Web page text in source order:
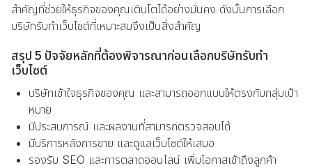
สำคัญที่ช่วยให้ธุรกิจของคุณเติบโตได้อย่างมั่นคง ดังนั้นการเลือก
บริษัทรับทำเว็บไซต์ที่เหมาะสมจึงเป็นสิ่งสำคัญ
สรุป 5 ปัจจัยหลักที่ต้องพิจารณาก่อนเลือกบริษัทรับทำ
เว็บไซต์
บริษัทเข้าใจธุรกิจของคุณ และสามารถออกแบบให้ตรงกับกลุ่มเป้า
หมาย
มีประสบการณ์ และผลงานที่สามารถตรวจสอบได้
มีบริการหลังการขาย และดูแลเว็บไซต์ให้เสมอ
รองรับ SEO และการตลาดออนไลน์ เพิ่มโอกาสเข้าถึงลูกค้า